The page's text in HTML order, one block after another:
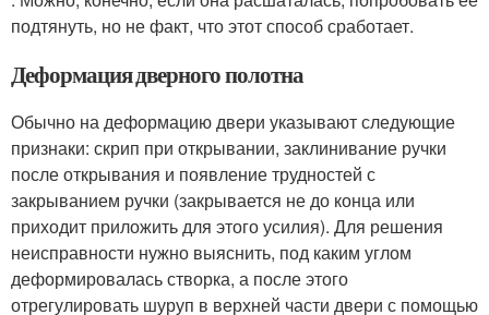
подтянуть, но не факт, что этот способ сработает.
Деформация дверного полотна
Обычно на деформацию двери указывают следующие
признаки: скрип при открывании, заклинивание ручки
после открывания и появление трудностей с
закрыванием ручки (закрывается не до конца или
приходит приложить для этого усилия). Для решения
неисправности нужно выяснить, под каким углом
деформировалась створка, а после этого
отрегулировать шуруп в верхней части двери с помощью